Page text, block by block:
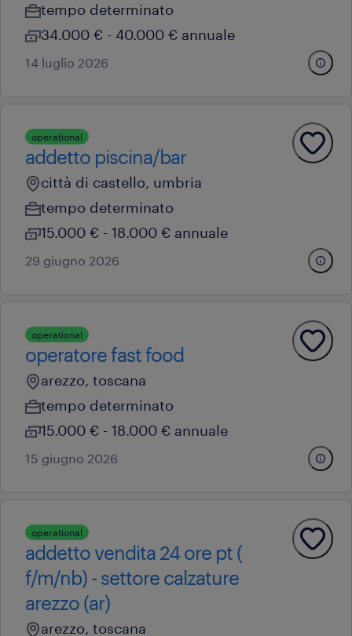
tempo determinato
34.000 € - 40.000 € annuale
14 luglio 2026
operational
addetto piscina/bar
città di castello, umbria
tempo determinato
15.000 € - 18.000 € annuale
29 giugno 2026
operational
operatore fast food
arezzo, toscana
tempo determinato
15.000 € - 18.000 € annuale
15 giugno 2026
operational
addetto vendita 24 ore pt (
f/m/nb) - settore calzature
arezzo (ar)
arezzo, toscana